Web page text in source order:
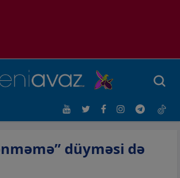
düyməsi də